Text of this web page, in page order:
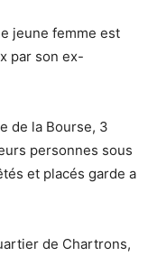
jeune femme est
par son ex-
de la Bourse, 3
personnes sous
et placés garde a
de Chartrons,